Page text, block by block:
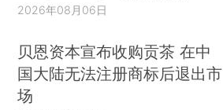
2026年08月06日
贝恩资本宣布收购贡茶 在中
国大陆无法注册商标后退出市
场